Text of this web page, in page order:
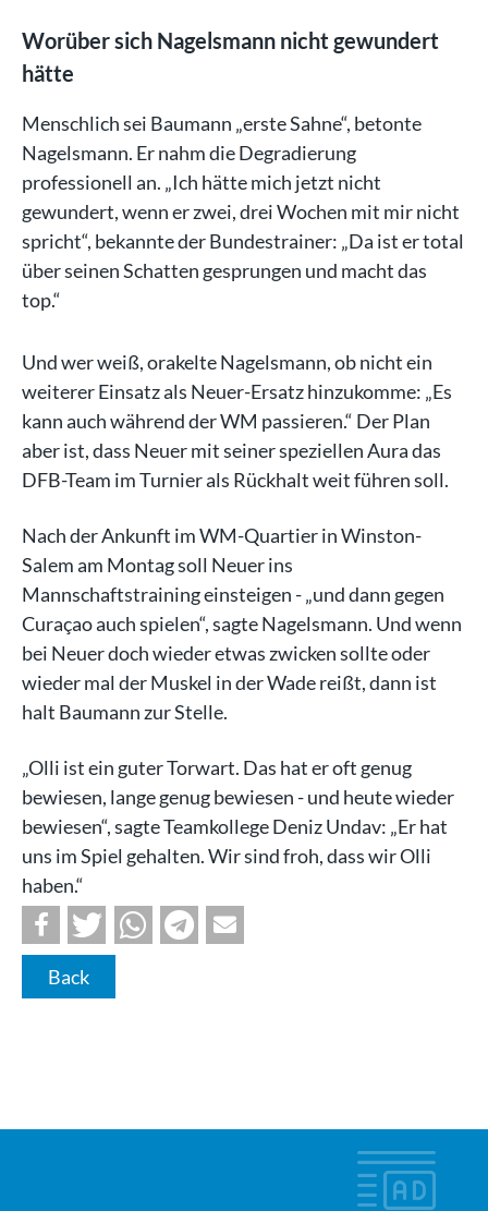
Worüber sich Nagelsmann nicht gewundert
hätte
Menschlich sei Baumann „erste Sahne“, betonte
Nagelsmann. Er nahm die Degradierung
professionell an. „Ich hätte mich jetzt nicht
gewundert, wenn er zwei, drei Wochen mit mir nicht
spricht“, bekannte der Bundestrainer: „Da ist er total
über seinen Schatten gesprungen und macht das
top.“
Und wer weiß, orakelte Nagelsmann, ob nicht ein
weiterer Einsatz als Neuer-Ersatz hinzukomme: „Es
kann auch während der WM passieren.“ Der Plan
aber ist, dass Neuer mit seiner speziellen Aura das
DFB-Team im Turnier als Rückhalt weit führen soll.
Nach der Ankunft im WM-Quartier in Winston-
Salem am Montag soll Neuer ins
Mannschaftstraining einsteigen - „und dann gegen
Curaçao auch spielen“, sagte Nagelsmann. Und wenn
bei Neuer doch wieder etwas zwicken sollte oder
wieder mal der Muskel in der Wade reißt, dann ist
halt Baumann zur Stelle.
„Olli ist ein guter Torwart. Das hat er oft genug
bewiesen, lange genug bewiesen - und heute wieder
bewiesen“, sagte Teamkollege Deniz Undav: „Er hat
uns im Spiel gehalten. Wir sind froh, dass wir Olli
haben.“
Back